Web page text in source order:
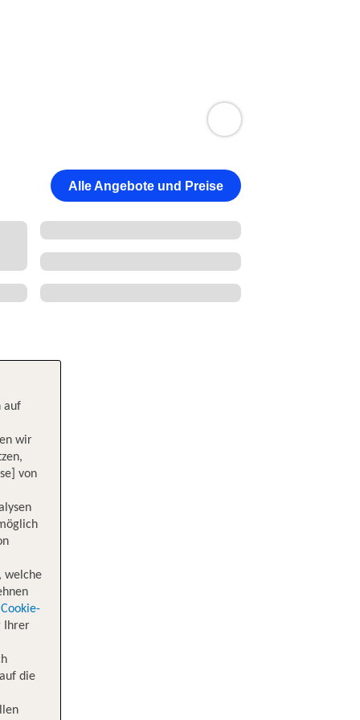
Alle Angebote und Preise
auf
wir
von
welche
Cookie-
Ihrer
die